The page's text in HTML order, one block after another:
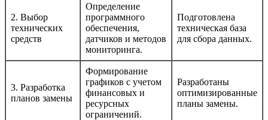
2. Выбор
технических
средств
Определение
программного
обеспечения,
датчиков и методов
мониторинга.
Подготовлена
техническая база
для сбора данных.
3. Разработка
планов замены
Формирование
графиков с учетом
финансовых и
ресурсных
ограничений.
Разработаны
оптимизированные
планы замены.